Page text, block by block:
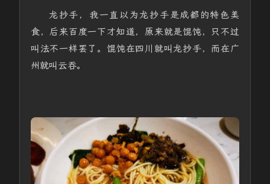
龙抄手，我一直以为龙抄手是成都的特色美
食，后来百度一下才知道，原来就是馄饨，只不过
叫法不一样罢了。馄饨在四川就叫龙抄手，而在广
州就叫云吞。